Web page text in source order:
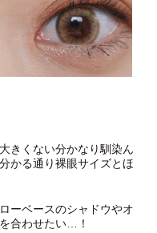
きくない分かなり馴染ん
かる通り裸眼サイズとほ
ーベースのシャドウやオ
合わせたい…！